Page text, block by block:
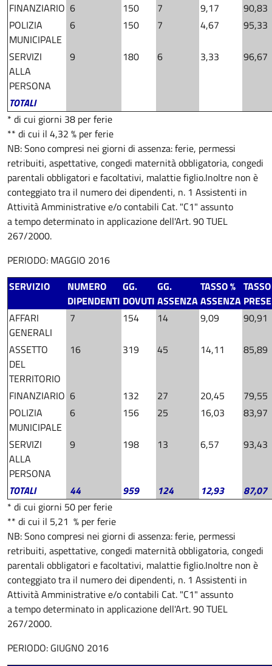
FINANZIARIO 6 150 7 9,17
90,83
POLIZIA
MUNICIPALE
6 150 7 4,67 95,33
SERVIZI
ALLA
PERSONA
9 180 6 3,33 96,67
TOTALI
* di cui giorni 38 per ferie
** di cui il 4,32 % per ferie
NB: Sono compresi nei giorni di assenza: ferie, permessi
retribuiti, aspettative, congedi maternità obbligatoria, congedi
parentali obbligatori e facoltativi, malattie figlio.Inoltre non è
conteggiato tra il numero dei dipendenti, n. 1 Assistenti in
Attività Amministrative e/o contabili Cat. "C1" assunto
a tempo determinato in applicazione dell'Art. 90 TUEL
267/2000.
PERIODO: MAGGIO 2016
SERVIZIO
NUMERO
DIPENDENTI
GG.
DOVUTI
GG.
ASSENZA
TASSO %
ASSENZA
AFFARI
GENERALI
7 154 14 9,09 90,91
ASSETTO
DEL
TERRITORIO
16 319 45 14,11 85,89
FINANZIARIO 6 132 27 20,45
79,55
POLIZIA
MUNICIPALE
6 156 25 16,03 83,97
SERVIZI
ALLA
PERSONA
9 198 13 6,57 93,43
TOTALI 44 959 124 12,93
87,07
* di cui giorni 50 per ferie
** di cui il 5,21 % per ferie
NB: Sono compresi nei giorni di assenza: ferie, permessi
retribuiti, aspettative, congedi maternità obbligatoria, congedi
parentali obbligatori e facoltativi, malattie figlio.Inoltre non è
conteggiato tra il numero dei dipendenti, n. 1 Assistenti in
Attività Amministrative e/o contabili Cat. "C1" assunto
a tempo determinato in applicazione dell'Art. 90 TUEL
267/2000.
PERIODO: GIUGNO 2016